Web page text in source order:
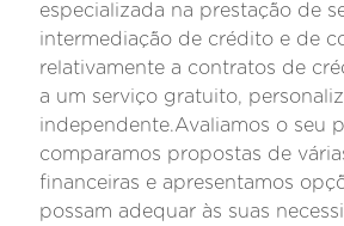
especializada na prestação de
intermediação de crédito e de
relativamente a contratos de
a um serviço gratuito,
independente.Avaliamos o seu
comparamos propostas de
financeiras e apresentamos
possam adequar às suas